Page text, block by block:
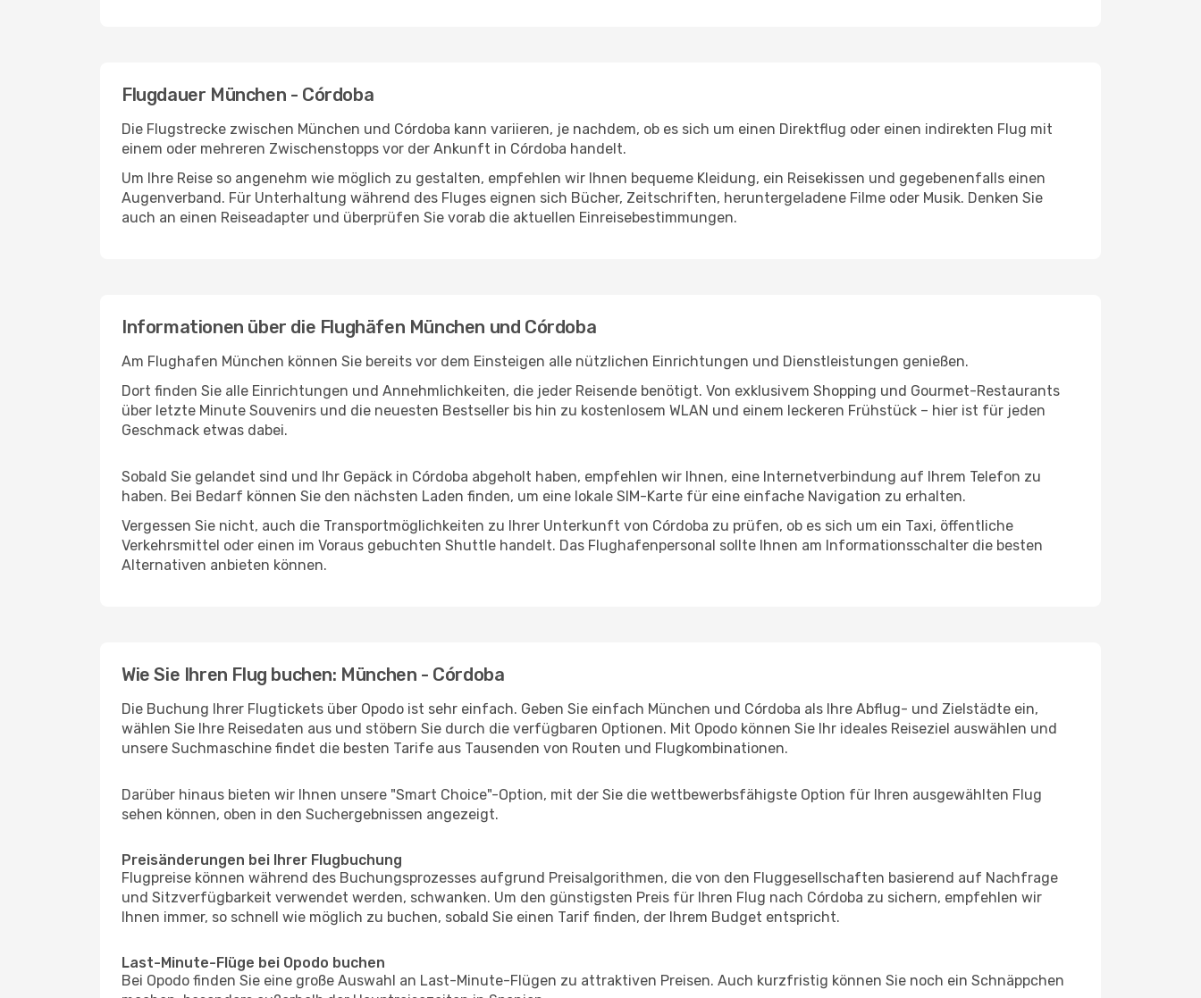
Flugdauer München - Córdoba
Die Flugstrecke zwischen München und Córdoba kann variieren, je nachdem, ob es sich um einen Direktflug oder einen indirekten Flug mit
einem oder mehreren Zwischenstopps vor der Ankunft in Córdoba handelt.
Um Ihre Reise so angenehm wie möglich zu gestalten, empfehlen wir Ihnen bequeme Kleidung, ein Reisekissen und gegebenenfalls einen
Augenverband. Für Unterhaltung während des Fluges eignen sich Bücher, Zeitschriften, heruntergeladene Filme oder Musik. Denken Sie
auch an einen Reiseadapter und überprüfen Sie vorab die aktuellen Einreisebestimmungen.
Informationen über die Flughäfen München und Córdoba
Am Flughafen München können Sie bereits vor dem Einsteigen alle nützlichen Einrichtungen und Dienstleistungen genießen.
Dort finden Sie alle Einrichtungen und Annehmlichkeiten, die jeder Reisende benötigt. Von exklusivem Shopping und Gourmet-Restaurants
über letzte Minute Souvenirs und die neuesten Bestseller bis hin zu kostenlosem WLAN und einem leckeren Frühstück – hier ist für jeden
Geschmack etwas dabei.
Sobald Sie gelandet sind und Ihr Gepäck in Córdoba abgeholt haben, empfehlen wir Ihnen, eine Internetverbindung auf Ihrem Telefon zu
haben. Bei Bedarf können Sie den nächsten Laden finden, um eine lokale SIM-Karte für eine einfache Navigation zu erhalten.
Vergessen Sie nicht, auch die Transportmöglichkeiten zu Ihrer Unterkunft von Córdoba zu prüfen, ob es sich um ein Taxi, öffentliche
Verkehrsmittel oder einen im Voraus gebuchten Shuttle handelt. Das Flughafenpersonal sollte Ihnen am Informationsschalter die besten
Alternativen anbieten können.
Wie Sie Ihren Flug buchen: München - Córdoba
Die Buchung Ihrer Flugtickets über Opodo ist sehr einfach. Geben Sie einfach München und Córdoba als Ihre Abflug- und Zielstädte ein,
wählen Sie Ihre Reisedaten aus und stöbern Sie durch die verfügbaren Optionen. Mit Opodo können Sie Ihr ideales Reiseziel auswählen und
unsere Suchmaschine findet die besten Tarife aus Tausenden von Routen und Flugkombinationen.
Darüber hinaus bieten wir Ihnen unsere "Smart Choice"-Option, mit der Sie die wettbewerbsfähigste Option für Ihren ausgewählten Flug
sehen können, oben in den Suchergebnissen angezeigt.
Preisänderungen bei Ihrer Flugbuchung
Flugpreise können während des Buchungsprozesses aufgrund Preisalgorithmen, die von den Fluggesellschaften basierend auf Nachfrage
und Sitzverfügbarkeit verwendet werden, schwanken. Um den günstigsten Preis für Ihren Flug nach Córdoba zu sichern, empfehlen wir
Ihnen immer, so schnell wie möglich zu buchen, sobald Sie einen Tarif finden, der Ihrem Budget entspricht.
Last-Minute-Flüge bei Opodo buchen
Bei Opodo finden Sie eine große Auswahl an Last-Minute-Flügen zu attraktiven Preisen. Auch kurzfristig können Sie noch ein Schnäppchen